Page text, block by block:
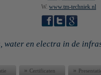
W. www.tm-techniek.nl
water en electra in de
» Certificaten »